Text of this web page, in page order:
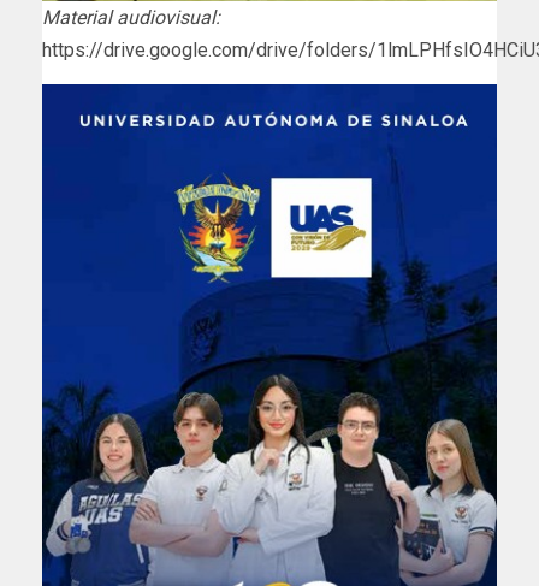
Material audiovisual:
https://drive.google.com/drive/folders/